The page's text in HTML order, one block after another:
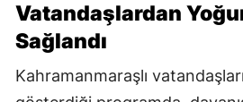
Vatandaşlardan
Sağlandı
Kahramanmaraşlı